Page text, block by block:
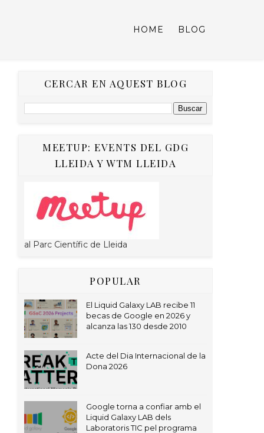
HOME BLOG
CERCAR EN AQUEST BLOG
MEETUP: EVENTS DEL GDG
LLEIDA Y WTM LLEIDA
al Parc Científic de Lleida
POPULAR
El Liquid Galaxy LAB recibe 11
becas de Google en 2026 y
alcanza las 130 desde 2010
Acte del Dia Internacional de la
Dona 2026
Google torna a confiar amb el
Liquid Galaxy LAB dels
Laboratoris TIC pel programa